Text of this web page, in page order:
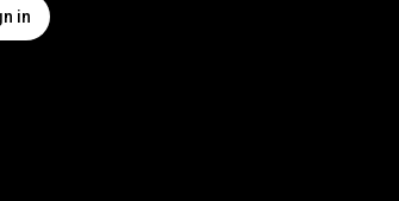
in